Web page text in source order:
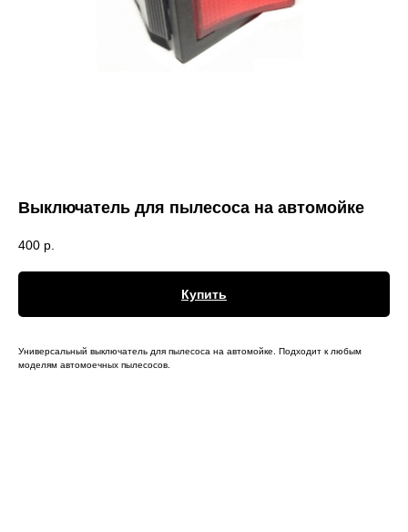
Выключатель для пылесоса на автомойке​
400 р.
Купить
Универсальный выключатель для пылесоса на автомойке. Подходит к любым
моделям автомоечных пылесосов.